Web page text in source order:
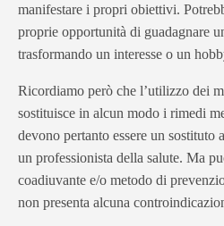
manifestare i propri obiettivi.
proprie opportunità di guadagnare
trasformando un interesse o un
Ricordiamo però che l’utilizzo dei
sostituisce in alcun modo i rimedi
devono pertanto essere un sostituto
un professionista della salute. Ma
coadiuvante e/o metodo di
non presenta alcuna